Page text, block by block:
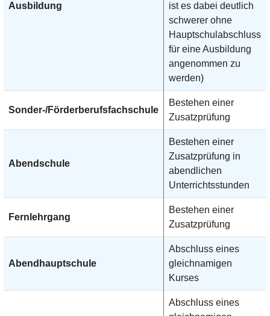
Ausbildung
ist es dabei deutlich
schwerer ohne
Hauptschulabschluss
für eine Ausbildung
angenommen zu
werden)
Sonder-/Förderberufsfachschule
Bestehen einer
Zusatzprüfung
Abendschule
Bestehen einer
Zusatzprüfung in
abendlichen
Unterrichtsstunden
Fernlehrgang
Bestehen einer
Zusatzprüfung
Abendhauptschule
Abschluss eines
gleichnamigen
Kurses
Abschluss eines